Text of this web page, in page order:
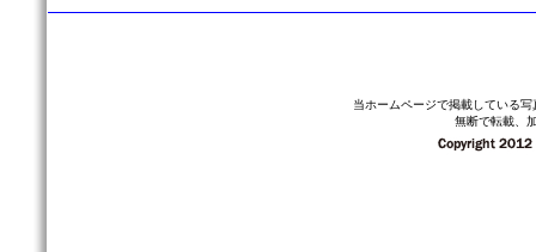
当ホームページで掲載している
無断で転載、